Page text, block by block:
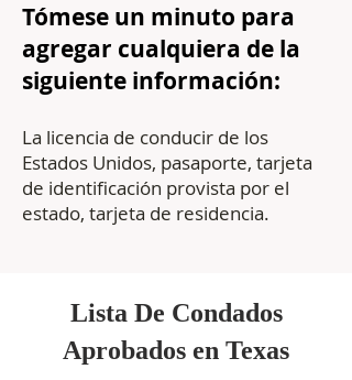
Tómese un minuto para
agregar cualquiera de la
siguiente información:
La licencia de conducir de los
Estados Unidos, pasaporte, tarjeta
de identificación provista por el
estado, tarjeta de residencia.
Lista De Condados
Aprobados en Texas